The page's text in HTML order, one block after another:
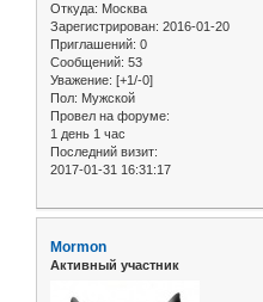
Откуда: Москва
Зарегистрирован: 2016-01-20
Приглашений: 0
Сообщений: 53
Уважение: [+1/-0]
Пол: Мужской
Провел на форуме:
1 день 1 час
Последний визит:
2017-01-31 16:31:17
Mormon
Активный участник